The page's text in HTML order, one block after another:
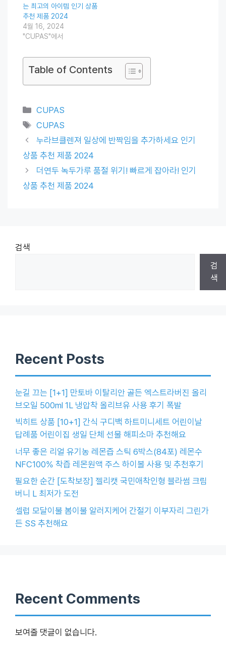
는 최고의 아이템 인기 상품
추천 제품 2024
4월 16, 2024
"CUPAS"에서
Table of Contents
Categories
CUPAS
Tags
CUPAS
누라브클렌져 일상에 반짝임을 추가하세요 인기
상품 추천 제품 2024
더연두 녹두가루 품절 위기! 빠르게 잡아라! 인기
상품 추천 제품 2024
검색
검
색
Recent Posts
눈길 끄는 [1+1] 만토바 이탈리안 골든 엑스트라버진 올리
브오일 500ml 1L 냉압착 올리브유 사용 후기 폭발
빅히트 상품 [10+1] 간식 구디백 하트미니세트 어린이날
답례품 어린이집 생일 단체 선물 해피소마 추천해요
너무 좋은 리얼 유기농 레몬즙 스틱 6박스(84포) 레몬수
NFC100% 착즙 레몬원액 주스 하이볼 사용 및 추천후기
필요한 순간 [도착보장] 젤리캣 국민애착인형 블라썸 크림
버니 L 최저가 도전
셀럽 모달이불 봄이불 알러지케어 간절기 이부자리 그린가
든 SS 추천해요
Recent Comments
보여줄 댓글이 없습니다.